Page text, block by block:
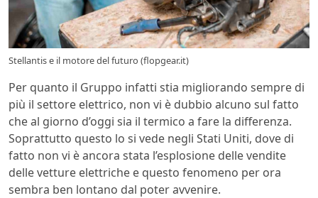
Stellantis e il motore del futuro (flopgear.it)
Per quanto il Gruppo infatti stia migliorando sempre di
più il settore elettrico, non vi è dubbio alcuno sul fatto
che al giorno d’oggi sia il termico a fare la differenza.
Soprattutto questo lo si vede negli Stati Uniti, dove di
fatto non vi è ancora stata l’esplosione delle vendite
delle vetture elettriche e questo fenomeno per ora
sembra ben lontano dal poter avvenire.